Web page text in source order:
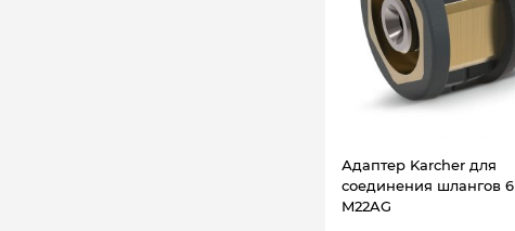
Адаптер Karcher для
соединения шлангов 6
M22AG